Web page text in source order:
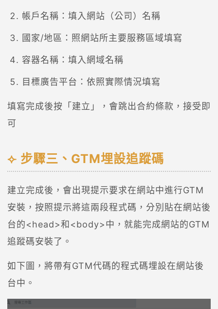
帳戶名稱：填入網站（公司）名稱
國家/地區：照網站所主要服務區域填寫
容器名稱：填入網域名稱
目標廣告平台：依照實際情況填寫
填寫完成後按「建立」，會跳出合約條款，接受即
可
步驟三、GTM埋設追蹤碼
建立完成後，會出現提示要求在網站中進行GTM
安裝，按照提示將這兩段程式碼，分別貼在網站後
台的<head>和<body>中，就能完成網站的GTM
追蹤碼安裝了。
如下圖，將帶有GTM代碼的程式碼埋設在網站後
台中。